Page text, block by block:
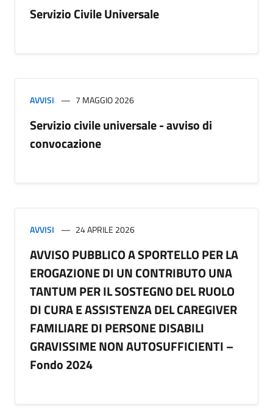
Servizio Civile Universale
AVVISI 7 MAGGIO 2026
Servizio civile universale - avviso di
convocazione
AVVISI 24 APRILE 2026
AVVISO PUBBLICO A SPORTELLO PER LA
EROGAZIONE DI UN CONTRIBUTO UNA
TANTUM PER IL SOSTEGNO DEL RUOLO
DI CURA E ASSISTENZA DEL CAREGIVER
FAMILIARE DI PERSONE DISABILI
GRAVISSIME NON AUTOSUFFICIENTI –
Fondo 2024